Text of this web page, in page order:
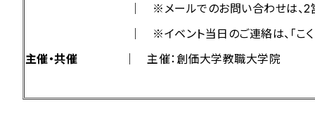
｜ ※メールでのお問い合わせは、2営業日
｜ ※イベント当日のご連絡は、「こくちーずプ
主催・共催 ｜ 主催：創価大学教職大学院